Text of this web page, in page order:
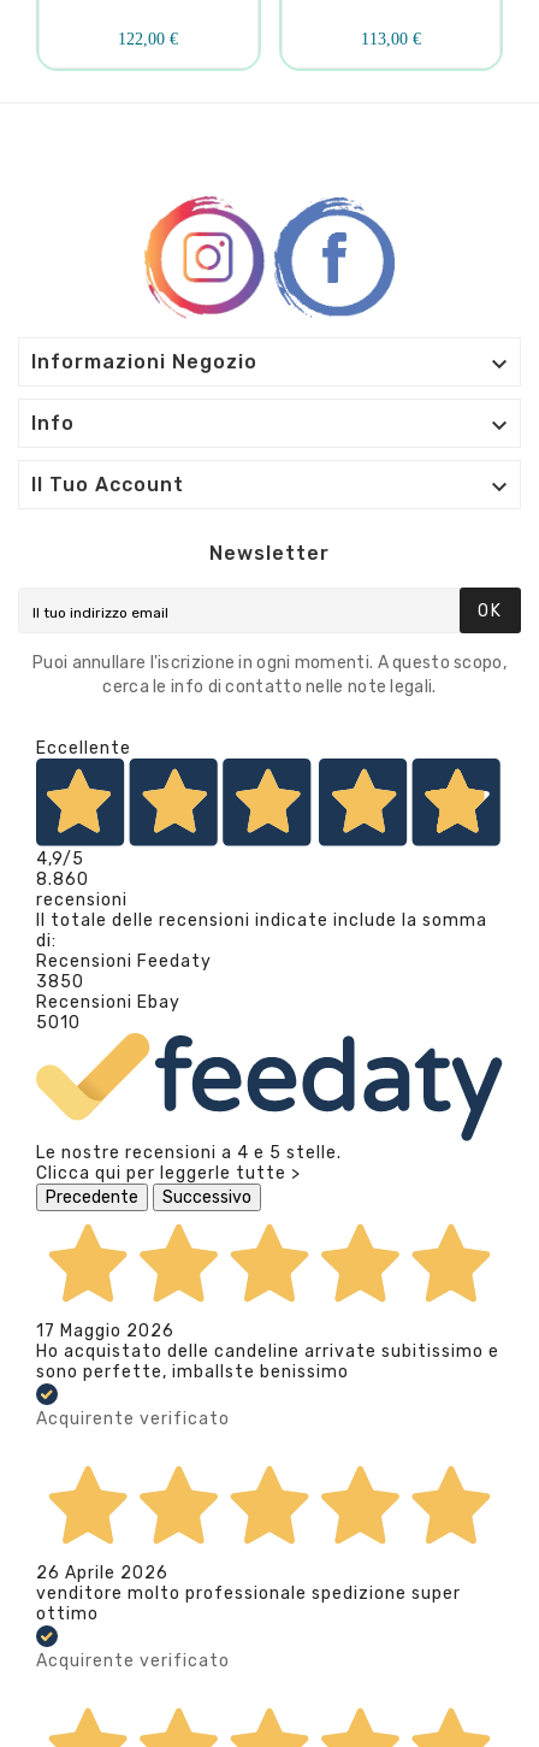
122,00 € 113,00 €
Informazioni Negozio 
Info 
Il Tuo Account 
Newsletter
OK
Puoi annullare l'iscrizione in ogni momenti. A questo scopo,
cerca le info di contatto nelle note legali.
Eccellente
4,9/5
8.860
recensioni
Il totale delle recensioni indicate include la somma
di:
Recensioni Feedaty
3850
Recensioni Ebay
5010
Le nostre recensioni a 4 e 5 stelle.
Clicca qui per leggerle tutte >
Precedente
Successivo
17 Maggio 2026
Ho acquistato delle candeline arrivate subitissimo e
sono perfette, imballste benissimo
Acquirente verificato
26 Aprile 2026
venditore molto professionale spedizione super
ottimo
Acquirente verificato